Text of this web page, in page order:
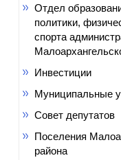
Отдел
политики,
спорта
Инвестиции
Муниципальные
Совет депутатов
Поселения
района